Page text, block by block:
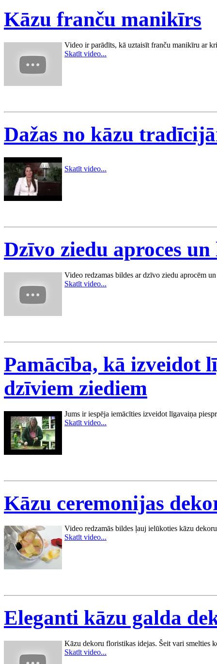
Kāzu franču manikīrs
Video ir parādīts, kā uztaisīt franču manikīru ar
Skatīt video...
Dažas no kāzu
Skatīt video...
Dzīvo ziedu aproces
Video redzamas bildes ar dzīvo ziedu aprocēm
Skatīt video...
Pamācība, kā izveidot
dzīviem ziediem
Jums ir iespēja iemācīties izveidot līgavaiņa
Skatīt video...
Kāzu ceremonijas
Video redzamās bildes ļauj ielūkoties kāzu
Skatīt video...
Eleganti kāzu galda
Kāzu dekoru floristikas idejas. Šeit vari smelties
Skatīt video...